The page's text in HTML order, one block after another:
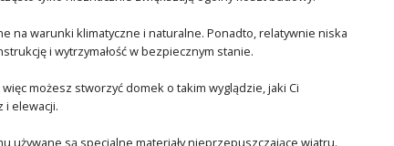
na warunki klimatyczne i naturalne. Ponadto, relatywnie niska
i wytrzymałość w bezpiecznym stanie.
możesz stworzyć domek o takim wyglądzie, jaki Ci
i elewacji.
używane są specjalne materiały nieprzepuszczające wiatru.